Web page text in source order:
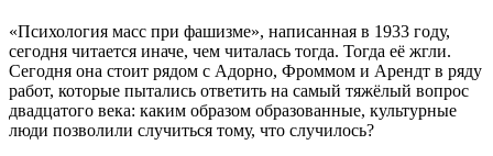
«Психология масс при фашизме», написанная в 1933 году,
сегодня читается иначе, чем читалась тогда. Тогда её жгли.
Сегодня она стоит рядом с Адорно, Фроммом и Арендт в ряду
работ, которые пытались ответить на самый тяжёлый вопрос
двадцатого века: каким образом образованные, культурные
люди позволили случиться тому, что случилось?